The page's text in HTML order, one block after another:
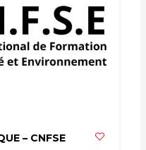
– CNFSE